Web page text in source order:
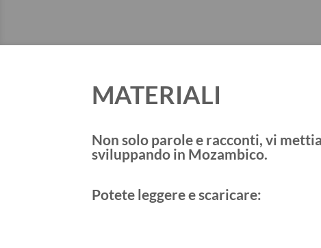
MATERIALI
Non solo parole e racconti, vi
sviluppando in Mozambico.
Potete leggere e scaricare: